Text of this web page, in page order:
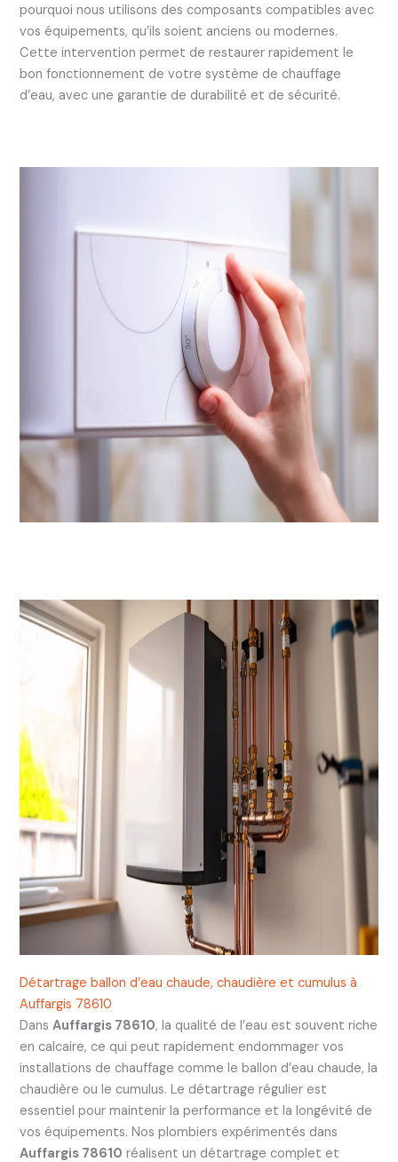
pourquoi nous utilisons des composants compatibles avec
vos équipements, qu’ils soient anciens ou modernes.
Cette intervention permet de restaurer rapidement le
bon fonctionnement de votre système de chauffage
d’eau, avec une garantie de durabilité et de sécurité.
Détartrage ballon d’eau chaude, chaudière et cumulus à
Auffargis 78610
Dans Auffargis 78610, la qualité de l’eau est souvent riche
en calcaire, ce qui peut rapidement endommager vos
installations de chauffage comme le ballon d’eau chaude, la
chaudière ou le cumulus. Le détartrage régulier est
essentiel pour maintenir la performance et la longévité de
vos équipements. Nos plombiers expérimentés dans
Auffargis 78610 réalisent un détartrage complet et